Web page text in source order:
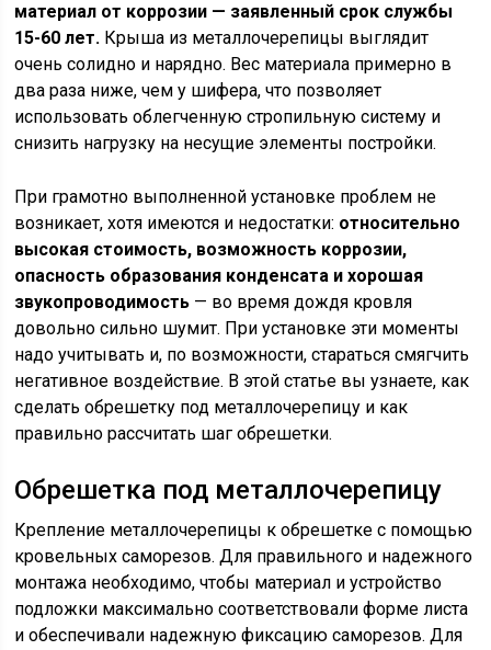
материал от коррозии — заявленный срок службы
15-60 лет. Крыша из металлочерепицы выглядит
очень солидно и нарядно. Вес материала примерно в
два раза ниже, чем у шифера, что позволяет
использовать облегченную стропильную систему и
снизить нагрузку на несущие элементы постройки.
При грамотно выполненной установке проблем не
возникает, хотя имеются и недостатки: относительно
высокая стоимость, возможность коррозии,
опасность образования конденсата и хорошая
звукопроводимость — во время дождя кровля
довольно сильно шумит. При установке эти моменты
надо учитывать и, по возможности, стараться смягчить
негативное воздействие. В этой статье вы узнаете, как
сделать обрешетку под металлочерепицу и как
правильно рассчитать шаг обрешетки.
Обрешетка под металлочерепицу
Крепление металлочерепицы к обрешетке с помощью
кровельных саморезов. Для правильного и надежного
монтажа необходимо, чтобы материал и устройство
подложки максимально соответствовали форме листа
и обеспечивали надежную фиксацию саморезов. Для